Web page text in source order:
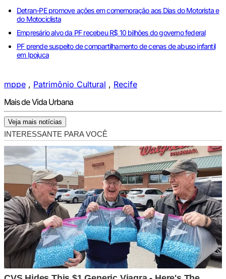
Detran-PE promove ações em comemoração aos Dias do Motorista e
do Motociclista
Empresário alvo da PF recebeu R$ 10 bilhões do governo federal
PF prende suspeito de compartilhamento de cenas de abuso infantil
em Ipojuca
mppe , Patrimônio Cultural , Recife
Mais de Vida Urbana
Veja mais notícias